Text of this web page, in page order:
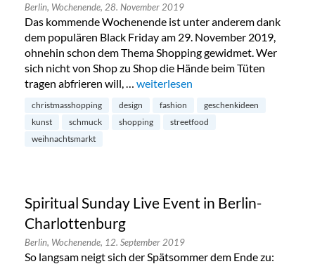
Berlin, Wochenende, 28. November 2019
Das kommende Wochenende ist unter anderem dank
dem populären Black Friday am 29. November 2019,
ohnehin schon dem Thema Shopping gewidmet. Wer
sich nicht von Shop zu Shop die Hände beim Tüten
tragen abfrieren will, … „Weihnachtsrodeo in Kreuzberg“
weiterlesen
christmasshopping design fashion
geschenkideen
kunst
schmuck shopping
streetfood
weihnachtsmarkt
Spiritual Sunday Live Event in Berlin-
Charlottenburg
Berlin, Wochenende, 12. September 2019
So langsam neigt sich der Spätsommer dem Ende zu: